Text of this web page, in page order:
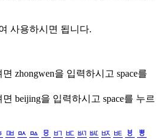
사용하시면 됩니다.
면 zhongwen을 입력하시고 space를
면 beijing을 입력하시고 space를 누르
ㅮ ㅯ ㅰ ㅱ ㅲ ㅳ ㅴ ㅵ ㅶ ㅷ ㅸ
ㅹ